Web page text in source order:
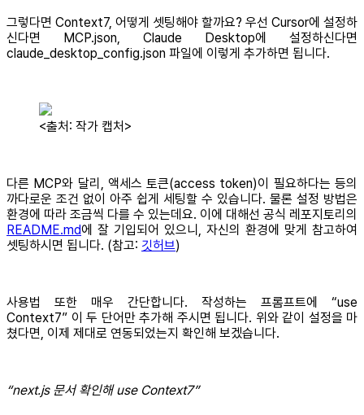
그렇다면 Context7, 어떻게 셋팅해야 할까요? 우선 Cursor에 설정하
신다면 MCP.json, Claude Desktop에 설정하신다면
claude_desktop_config.json 파일에 이렇게 추가하면 됩니다.
<출처: 작가 캡처>
다른 MCP와 달리, 액세스 토큰(access token)이 필요하다는 등의
까다로운 조건 없이 아주 쉽게 세팅할 수 있습니다. 물론 설정 방법은
환경에 따라 조금씩 다를 수 있는데요. 이에 대해선 공식 레포지토리의
README.md에 잘 기입되어 있으니, 자신의 환경에 맞게 참고하여
셋팅하시면 됩니다. (참고: 깃허브)
사용법 또한 매우 간단합니다. 작성하는 프롬프트에 “use
Context7” 이 두 단어만 추가해 주시면 됩니다. 위와 같이 설정을 마
쳤다면, 이제 제대로 연동되었는지 확인해 보겠습니다.
“next.js 문서 확인해 use Context7”